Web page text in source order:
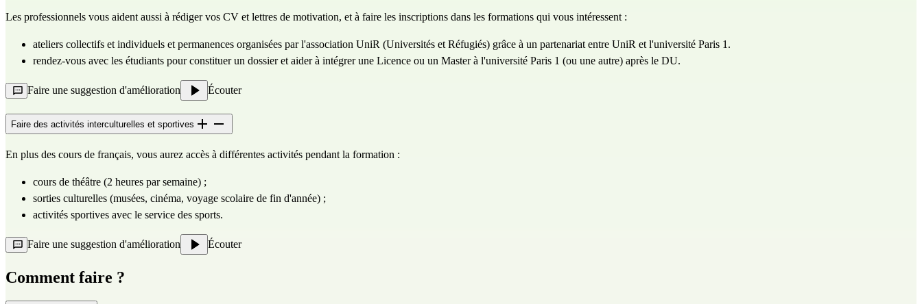
Les professionnels vous aident aussi à rédiger vos CV et lettres de motivation, et à faire les inscriptions dans les formations qui vous intéressent :
ateliers collectifs et individuels et permanences organisées par l'association UniR (Universités et Réfugiés) grâce à un partenariat entre UniR et l'université Paris 1.
rendez-vous avec les étudiants pour constituer un dossier et aider à intégrer une Licence ou un Master à l'université Paris 1 (ou une autre) après le DU.
Faire une suggestion d'amélioration Écouter
Faire des activités interculturelles et sportives
En plus des cours de français, vous aurez accès à différentes activités pendant la formation :
cours de théâtre (2 heures par semaine) ;
sorties culturelles (musées, cinéma, voyage scolaire de fin d'année) ;
activités sportives avec le service des sports.
Faire une suggestion d'amélioration Écouter
Comment faire ?